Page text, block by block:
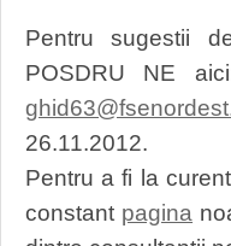
Pentru sugestii
POSDRU NE
26.11.2012.
Pentru a fi la
constant pagina